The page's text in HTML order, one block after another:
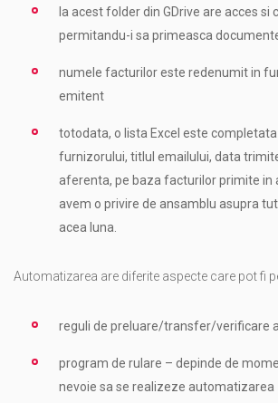
la acest folder din GDrive are acces si
permitandu-i sa primeasca
numele facturilor este redenumit in
emitent
totodata, o lista Excel este
furnizorului, titlul emailului, data
aferenta, pe baza facturilor primite in
avem o privire de ansamblu asupra
acea luna.
Automatizarea are diferite aspecte care pot fi
reguli de preluare/transfer/verificare
program de rulare – depinde de
nevoie sa se realizeze automatizarea